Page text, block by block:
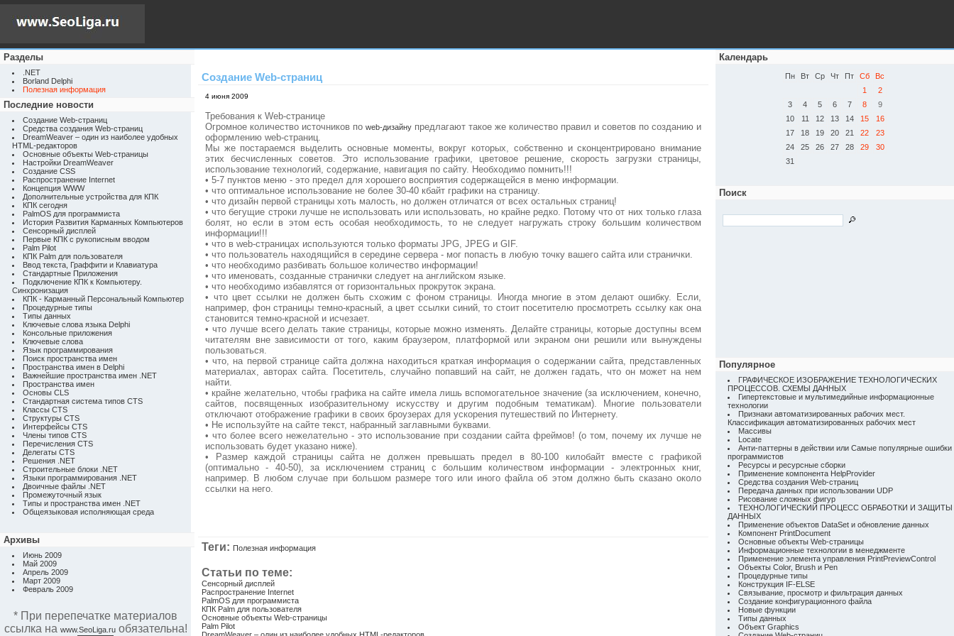
Разделы
.NET
Borland Delphi
Полезная информация
Последние новости
Создание Web-страниц
Средства создания Web-страниц
DreamWeaver – один из наиболее удобных
HTML-редакторов
Основные объекты Web-страницы
Настройки DreamWeaver
Создание CSS
Распространение Internet
Концепция WWW
Дополнительные устройства для КПК
КПК сегодня
PalmOS для программиста
История Развития Карманных Компьютеров
Сенсорный дисплей
Первые КПК с рукописным вводом
Palm Pilot
КПК Palm для пользователя
Ввод текста, Граффити и Клавиатура
Стандартные Приложения
Подключение КПК к Компьютеру.
Синхронизация
КПК - Карманный Персональный Компьютер
Процедурные типы
Типы данных
Ключевые слова языка Delphi
Консольные приложения
Ключевые слова
Язык программирования
Поиск пространства имен
Пространства имен в Delphi
Важнейшие пространства имен .NET
Пространства имен
Основы CLS
Стандартная система типов CTS
Классы CTS
Структуры CTS
Интерфейсы CTS
Члены типов CTS
Перечисления CTS
Делегаты CTS
Решения .NET
Строительные блоки .NET
Языки программирования .NET
Двоичные файлы .NET
Промежуточный язык
Типы и пространства имен .NET
Общеязыковая исполняющая среда
Архивы
Июнь 2009
Май 2009
Апрель 2009
Март 2009
Февраль 2009
* При перепечатке материалов
ссылка на www.SeoLiga.ruобязательна!
Создание Web-страниц
4 июня 2009
Требования к Web-странице
Огромное количество источников по web-дизайну предлагают такое же количество правил и советов по созданию и
оформлению web-страниц.
Мы же постараемся выделить основные моменты, вокруг которых, собственно и сконцентрировано внимание
этих бесчисленных советов. Это использование графики, цветовое решение, скорость загрузки страницы,
использование технологий, содержание, навигация по сайту. Необходимо помнить!!!
• 5-7 пунктов меню - это предел для хорошего восприятия содержащейся в меню информации.
• что оптимальное использование не более 30-40 кбайт графики на страницу.
• что дизайн первой страницы хоть малость, но должен отличатся от всех остальных страниц!
• что бегущие строки лучше не использовать или использовать, но крайне редко. Потому что от них только глаза
болят, но если в этом есть особая необходимость, то не следует нагружать строку большим количеством
информации!!!
• что в web-страницах используются только форматы JPG, JPEG и GIF.
• что пользователь находящийся в середине сервера - мог попасть в любую точку вашего сайта или странички.
• что необходимо разбивать большое количество информации!
• что именовать, созданные странички следует на английском языке.
• что необходимо избавлятся от горизонтальных прокруток экрана.
• что цвет ссылки не должен быть схожим с фоном страницы. Иногда многие в этом делают ошибку. Если,
например, фон страницы темно-красный, а цвет ссылки синий, то стоит посетителю просмотреть ссылку как она
становится темно-красной и исчезает.
• что лучше всего делать такие страницы, которые можно изменять. Делайте страницы, которые доступны всем
читателям вне зависимости от того, каким браузером, платформой или экраном они решили или вынуждены
пользоваться.
• что, на первой странице сайта должна находиться краткая информация о содержании сайта, представленных
материалах, авторах сайта. Посетитель, случайно попавший на сайт, не должен гадать, что он может на нем
найти.
• крайне желательно, чтобы графика на сайте имела лишь вспомогательное значение (за исключением, конечно,
сайтов, посвященных изобразительному искусству и другим подобным тематикам). Многие пользователи
отключают отображение графики в своих броузерах для ускорения путешествий по Интернету.
• Не используйте на сайте текст, набранный заглавными буквами.
• что более всего нежелательно - это использование при создании сайта фреймов! (о том, почему их лучше не
использовать будет указано ниже).
• Размер каждой страницы сайта не должен превышать предел в 80-100 килобайт вместе с графикой
(оптимально - 40-50), за исключением страниц с большим количеством информации - электронных книг,
например. В любом случае при большом размере того или иного файла об этом должно быть сказано около
ссылки на него.
Теги: Полезная информация
Статьи по теме:
Сенсорный дисплей
Распространение Internet
PalmOS для программиста
КПК Palm для пользователя
Основные объекты Web-страницы
Palm Pilot
Календарь
Пн Вт Ср Чт Пт Сб
Вс
1
2
3
4 5 6 7 8
9
10
11 12 13 14 15
16
17
18 19 20 21 22
23
24
25 26 27 28 29
30
31
Поиск
Популярное
ГРАФИЧЕСКОЕ ИЗОБРАЖЕНИЕ ТЕХНОЛОГИЧЕСКИХ
ПРОЦЕССОВ. СХЕМЫ ДАННЫХ
Гипертекстовые и мультимедийные информационные
технологии
Признаки автоматизированных рабочих мест.
Классификация автоматизированных рабочих мест
Массивы
Locate
Анти-паттерны в действии или Самые популярные ошибки
программистов
Ресурсы и ресурсные сборки
Применение компонента HelpProvider
Средства создания Web-страниц
Передача данных при использовании UDP
Рисование сложных фигур
ТЕХНОЛОГИЧЕСКИЙ ПРОЦЕСС ОБРАБОТКИ И ЗАЩИТЫ
ДАННЫХ
Применение объектов DataSet и обновление данных
Компонент PrintDocument
Основные объекты Web-страницы
Информационные технологии в менеджменте
Применение элемента управления PrintPreviewControl
Объекты Color, Brush и Pen
Процедурные типы
Конструкция IF-ELSE
Связывание, просмотр и фильтрация данных
Создание конфигурационного файла
Новые функции
Типы данных
Объект Graphics